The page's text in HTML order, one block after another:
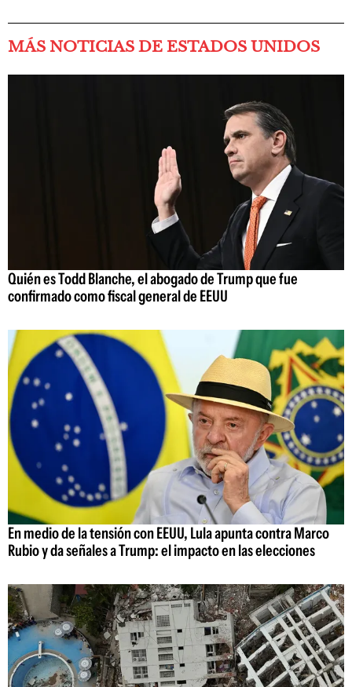
MÁS NOTICIAS DE ESTADOS UNIDOS
Quién es Todd Blanche, el abogado de Trump que fue
confirmado como fiscal general de EEUU
En medio de la tensión con EEUU, Lula apunta contra Marco
Rubio y da señales a Trump: el impacto en las elecciones